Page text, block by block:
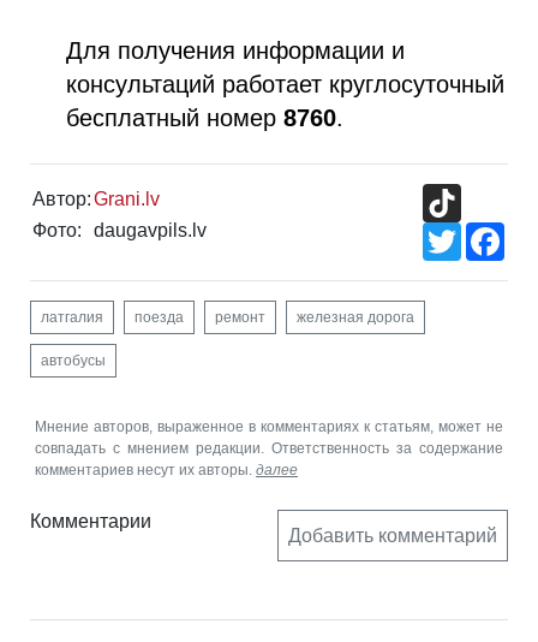
Для получения информации и
консультаций работает круглосуточный
бесплатный номер 8760.
Автор:Grani.lv
Фото:
daugavpils.lv
Twitter
латгалия поезда ремонт железная дорога
автобусы
Мнение авторов, выраженное в комментариях к статьям, может не
совпадать с мнением редакции. Ответственность за содержание
комментариев несут их авторы. далее
Комментарии
Добавить комментарий